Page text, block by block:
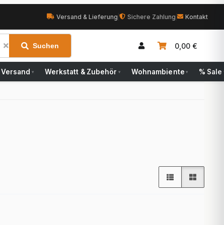
Versand & Lieferung Sichere Zahlung Kontakt
Suchen 0,00 €
Versand ▾ Werkstatt & Zubehör ▾ Wohnambiente ▾ % Sale